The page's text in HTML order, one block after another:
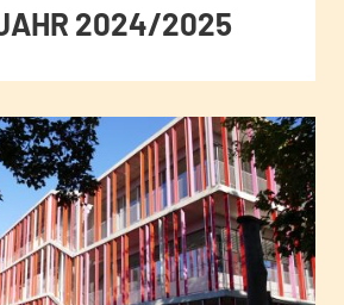
2024/2025